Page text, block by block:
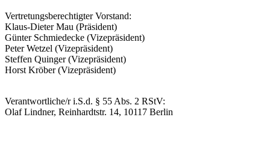
Vertretungsberechtigter Vorstand:
Klaus-Dieter Mau (Präsident)
Günter Schmiedecke (Vizepräsident)
Peter Wetzel (Vizepräsident)
Steffen Quinger (Vizepräsident)
Horst Kröber (Vizepräsident)
Verantwortliche/r i.S.d. § 55 Abs. 2 RStV:
Olaf Lindner, Reinhardtstr. 14, 10117 Berlin